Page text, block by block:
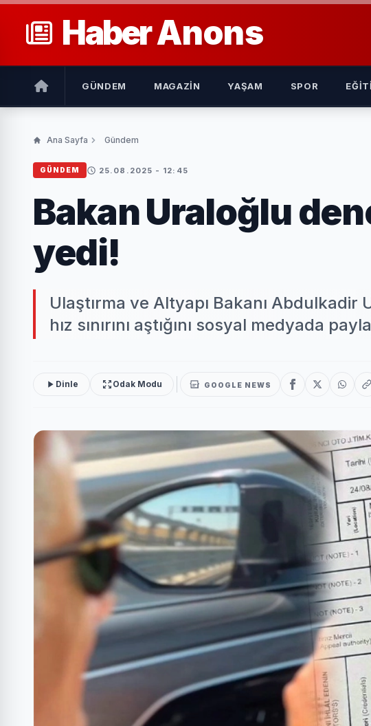
HaberAnons
GÜNDEM MAGAZIN YAŞAM SPOR
Ana Sayfa Gündem
GÜNDEM 25.08.2025 - 12:45
Bakan Uraloğlu
yedi!
Ulaştırma ve Altyapı Bakanı
hız sınırını aştığını sosyal medyada
Dinle Odak Modu GOOGLE NEWS